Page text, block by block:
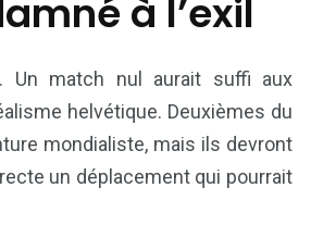
à l’exil
Un match nul aurait suffi aux
helvétique. Deuxièmes du
mondialiste, mais ils devront
un déplacement qui pourrait